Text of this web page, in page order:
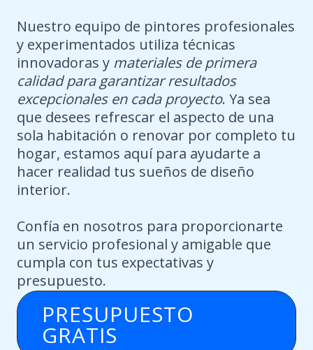
Nuestro equipo de pintores profesionales
y experimentados utiliza técnicas
innovadoras y materiales de primera
calidad para garantizar resultados
excepcionales en cada proyecto. Ya sea
que desees refrescar el aspecto de una
sola habitación o renovar por completo tu
hogar, estamos aquí para ayudarte a
hacer realidad tus sueños de diseño
interior.
Confía en nosotros para proporcionarte
un servicio profesional y amigable que
cumpla con tus expectativas y
presupuesto.
PRESUPUESTO
GRATIS